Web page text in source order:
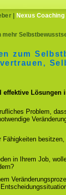
| Nexus
zum
Lösungen
Problem,
in Ihrem Job,